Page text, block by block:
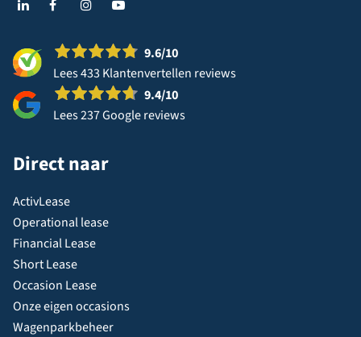
9.6/10
Lees 433 Klantenvertellen reviews
9.4/10
Lees 237 Google reviews
Direct naar
ActivLease
Operational lease
Financial Lease
Short Lease
Occasion Lease
Onze eigen occasions
Wagenparkbeheer